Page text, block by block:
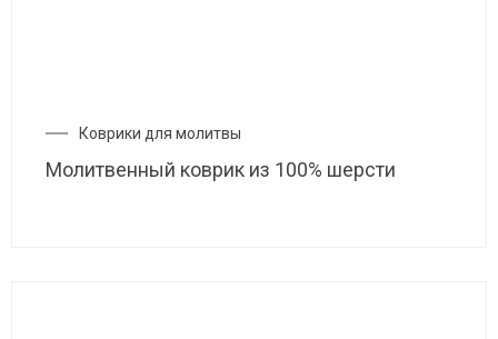
Коврики для молитвы
Молитвенный коврик из 100% шерсти